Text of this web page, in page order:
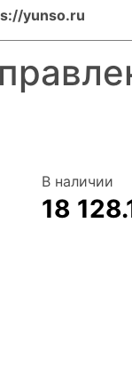
yunso.ru
В наличии
18